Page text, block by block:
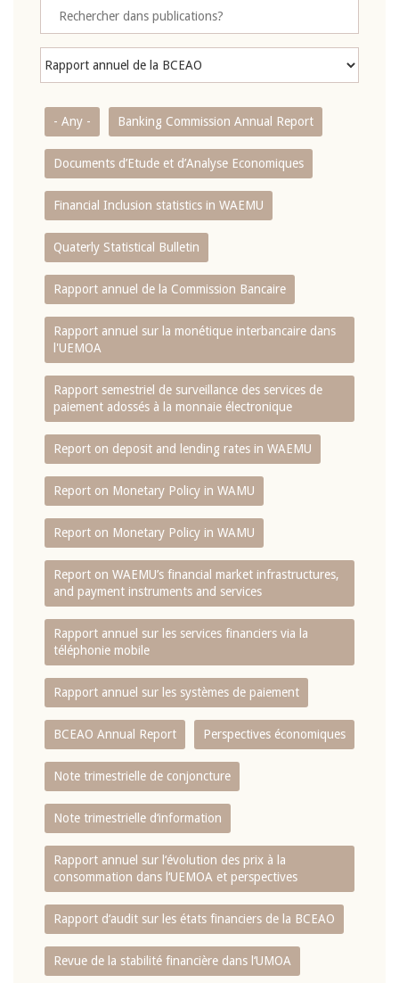
- Any - Banking Commission Annual Report
Documents d’Etude et d’Analyse Economiques
Financial Inclusion statistics in WAEMU
Quaterly Statistical Bulletin
Rapport annuel de la Commission Bancaire
Rapport annuel sur la monétique interbancaire dans
l'UEMOA
Rapport semestriel de surveillance des services de
paiement adossés à la monnaie électronique
Report on deposit and lending rates in WAEMU
Report on Monetary Policy in WAMU
Report on Monetary Policy in WAMU
Report on WAEMU’s financial market infrastructures,
and payment instruments and services
Rapport annuel sur les services financiers via la
téléphonie mobile
Rapport annuel sur les systèmes de paiement
BCEAO Annual Report Perspectives économiques
Note trimestrielle de conjoncture
Note trimestrielle d‘information
Rapport annuel sur l‘évolution des prix à la
consommation dans l‘UEMOA et perspectives
Rapport d‘audit sur les états financiers de la BCEAO
Revue de la stabilité financière dans l‘UMOA